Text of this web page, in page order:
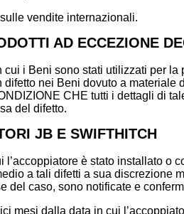
vendite internazionali.
AD ECCEZIONE
i Beni sono stati utilizzati per
nei Beni dovuto a
CHE tutti i dettagli di
del difetto.
JB E SWIFTHITCH
è stato installato o
a tali difetti a sua discrezione
del caso, sono notificate e
mesi dalla data in cui